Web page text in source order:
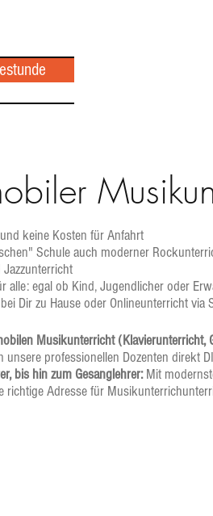
keine Kosten für Anfahrt
Schule auch moderner
alle: egal ob Kind, Jugendlicher oder
Dir zu Hause oder Onlineunterricht via
Musikunterricht (Klavierunterricht,
unsere professionellen Dozenten direkt
bis hin zum Gesanglehrer:Mit
richtige Adresse für